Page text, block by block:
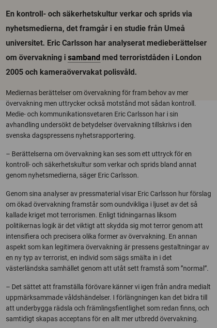
En kontroll- och säkerhetskultur verkar och sprids via
nyhetsmedierna, det framgår i en studie från Umeå
universitet. Eric Carlsson har analyserat medieberättelser
om övervakning i samband med terroristdåden i London
2005 och kameraövervakat polisvåld.
Mediernas berättelser om övervakning för fram behov av mer
övervakning men uttrycker också motstånd mot sådan kontroll.
Medie- och kommunikationsvetaren Eric Carlsson har i sin
avhandling undersökt de betydelser övervakning tillskrivs i den
svenska dagspressens nyhetsrapportering.
– Berättelserna om övervakning kan ses som ett uttryck för en
kontroll- och säkerhetskultur som verkar och sprids bland annat
genom nyhetsmedierna, säger Eric Carlsson.
Genom sina analyser av pressmaterial visar Eric Carlsson hur förslag
om ökad övervakning framstår som oundvikliga i ljuset av det så
kallade kriget mot terrorismen. Enligt tidningarnas liksom
politikernas logik är det viktigt att skydda sig mot terror genom att
intensifiera och precisera olika former av övervakning. En annan
aspekt som kan legitimera övervakning är pressens gestaltningar av
en ny typ av terrorist, en individ som sägs smälta in i det
västerländska samhället genom att utåt sett framstå som ”normal”.
– Det sättet att framställa förövare känner vi igen från andra medialt
uppmärksammade våldshändelser. I förlängningen kan det bidra till
att underbygga rädsla och främlingsfientlighet som redan finns, och
samtidigt skapas acceptans för en allt mer utbredd övervakning.